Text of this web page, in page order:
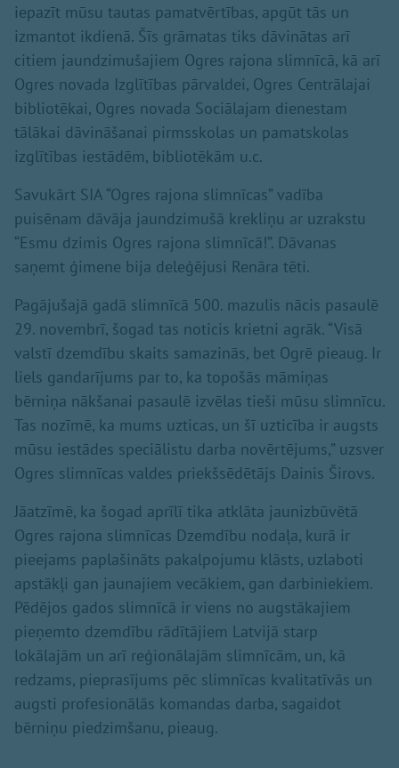
iepazīt mūsu tautas pamatvērtības, apgūt tās un
izmantot ikdienā. Šīs grāmatas tiks dāvinātas arī
citiem jaundzimušajiem Ogres rajona slimnīcā, kā arī
Ogres novada Izglītības pārvaldei, Ogres Centrālajai
bibliotēkai, Ogres novada Sociālajam dienestam
tālākai dāvināšanai pirmsskolas un pamatskolas
izglītības iestādēm, bibliotēkām u.c.
Savukārt SIA “Ogres rajona slimnīcas” vadība
puisēnam dāvāja jaundzimušā krekliņu ar uzrakstu
“Esmu dzimis Ogres rajona slimnīcā!”. Dāvanas
saņemt ģimene bija deleģējusi Renāra tēti.
Pagājušajā gadā slimnīcā 500. mazulis nācis pasaulē
29. novembrī, šogad tas noticis krietni agrāk. “Visā
valstī dzemdību skaits samazinās, bet Ogrē pieaug. Ir
liels gandarījums par to, ka topošās māmiņas
bērniņa nākšanai pasaulē izvēlas tieši mūsu slimnīcu.
Tas nozīmē, ka mums uzticas, un šī uzticība ir augsts
mūsu iestādes speciālistu darba novērtējums,” uzsver
Ogres slimnīcas valdes priekšsēdētājs Dainis Širovs.
Jāatzīmē, ka šogad aprīlī tika atklāta jaunizbūvētā
Ogres rajona slimnīcas Dzemdību nodaļa, kurā ir
pieejams paplašināts pakalpojumu klāsts, uzlaboti
apstākļi gan jaunajiem vecākiem, gan darbiniekiem.
Pēdējos gados slimnīcā ir viens no augstākajiem
pieņemto dzemdību rādītājiem Latvijā starp
lokālajām un arī reģionālajām slimnīcām, un, kā
redzams, pieprasījums pēc slimnīcas kvalitatīvās un
augsti profesionālās komandas darba, sagaidot
bērniņu piedzimšanu, pieaug.